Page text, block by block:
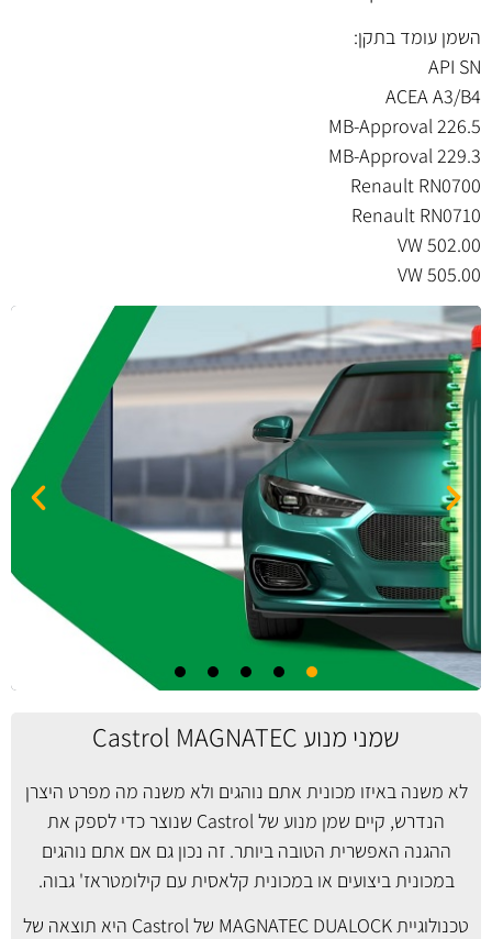
השמן עומד בתקן:
API SN
ACEA A3/B4
MB-Approval 226.5
MB-Approval 229.3
Renault RN0700
Renault RN0710
VW 502.00
VW 505.00
שמני מנוע Castrol MAGNATEC
לא משנה באיזו מכונית אתם נוהגים ולא משנה מה מפרט היצרן
הנדרש, קיים שמן מנוע של Castrol שנוצר כדי לספק את
ההגנה האפשרית הטובה ביותר. זה נכון גם אם אתם נוהגים
במכונית ביצועים או במכונית קלאסית עם קילומטראז' גבוה.
טכנולוגיית MAGNATEC DUALOCK של Castrol היא תוצאה של